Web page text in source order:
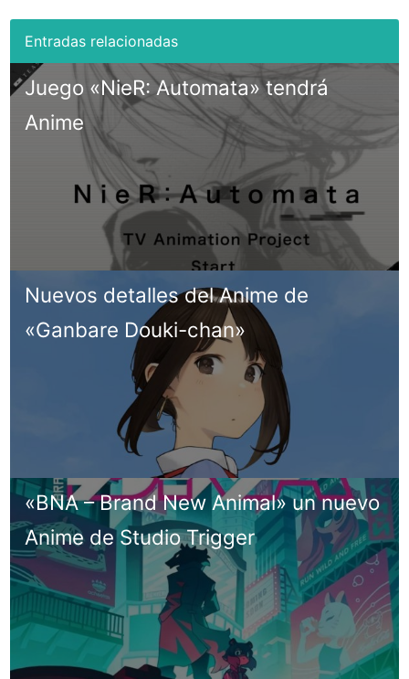
Juego «NieR: Automata» tendrá
Anime
Nuevos detalles del Anime de
«Ganbare Douki-chan»
«BNA – Brand New Animal» un nuevo
Anime de Studio Trigger